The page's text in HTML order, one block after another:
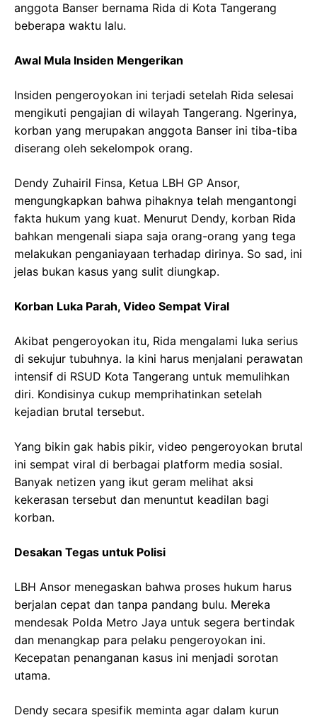
anggota Banser bernama Rida di Kota Tangerang
beberapa waktu lalu.
Awal Mula Insiden Mengerikan
Insiden pengeroyokan ini terjadi setelah Rida selesai
mengikuti pengajian di wilayah Tangerang. Ngerinya,
korban yang merupakan anggota Banser ini tiba-tiba
diserang oleh sekelompok orang.
Dendy Zuhairil Finsa, Ketua LBH GP Ansor,
mengungkapkan bahwa pihaknya telah mengantongi
fakta hukum yang kuat. Menurut Dendy, korban Rida
bahkan mengenali siapa saja orang-orang yang tega
melakukan penganiayaan terhadap dirinya. So sad, ini
jelas bukan kasus yang sulit diungkap.
Korban Luka Parah, Video Sempat Viral
Akibat pengeroyokan itu, Rida mengalami luka serius
di sekujur tubuhnya. Ia kini harus menjalani perawatan
intensif di RSUD Kota Tangerang untuk memulihkan
diri. Kondisinya cukup memprihatinkan setelah
kejadian brutal tersebut.
Yang bikin gak habis pikir, video pengeroyokan brutal
ini sempat viral di berbagai platform media sosial.
Banyak netizen yang ikut geram melihat aksi
kekerasan tersebut dan menuntut keadilan bagi
korban.
Desakan Tegas untuk Polisi
LBH Ansor menegaskan bahwa proses hukum harus
berjalan cepat dan tanpa pandang bulu. Mereka
mendesak Polda Metro Jaya untuk segera bertindak
dan menangkap para pelaku pengeroyokan ini.
Kecepatan penanganan kasus ini menjadi sorotan
utama.
Dendy secara spesifik meminta agar dalam kurun